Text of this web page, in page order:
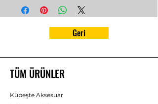
Geri
TÜM ÜRÜNLER
Küpeşte Aksesuar